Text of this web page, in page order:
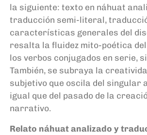
la siguiente: texto en náhuat
traducción semi-literal,
características generales del
resalta la fluidez mito-poética
los verbos conjugados en serie,
También, se subraya la
subjetivo que oscila del singular
igual que del pasado de la
narrativo.
Relato náhuat analizado y